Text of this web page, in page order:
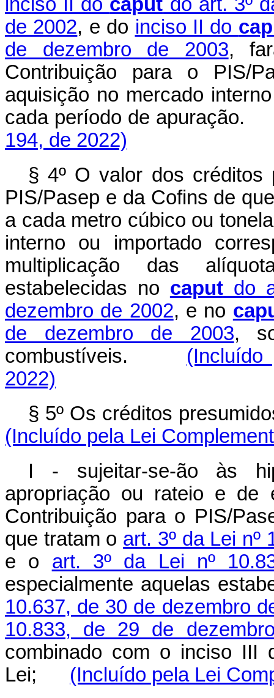
de 2002, e do inciso II do
de dezembro de 2003,
Contribuição para o PIS/
aquisição no mercado
cada período de apuração.
194, de 2022)
§ 4º O valor dos créditos
PIS/Pasep e da Cofins de
a cada metro cúbico ou
interno ou importado
multiplicação das
estabelecidas no caputdo
dezembro de 2002, e no
de dezembro de 2003,
combustíveis.
(Incluído
2022)
§ 5º Os créditos
(Incluído pela Lei
I - sujeitar-se-ão às
apropriação ou rateio e de
Contribuição para o PIS/
que tratam o art. 3º da Lei nº
e o art. 3º da Lei nº
especialmente aquelas
10.637, de 30 de dezembro
10.833, de 29 de
combinado com o inciso III
Lei;
(Incluído pela Lei